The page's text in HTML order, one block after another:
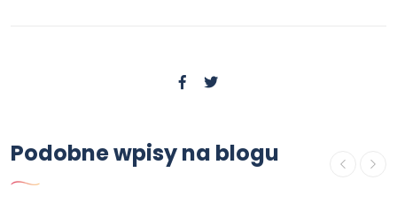
Podobne wpisy na blogu
wykształcenie średnie z wpisem
do CKE i OKE